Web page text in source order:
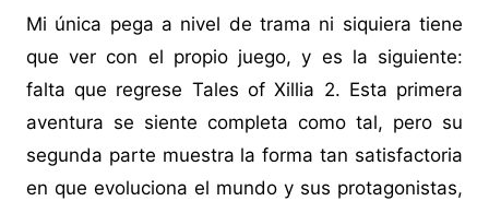
Mi única pega a nivel de trama ni siquiera tiene
que ver con el propio juego, y es la siguiente:
falta que regrese Tales of Xillia 2. Esta primera
aventura se siente completa como tal, pero su
segunda parte muestra la forma tan satisfactoria
en que evoluciona el mundo y sus protagonistas,